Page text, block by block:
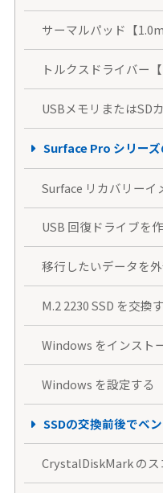
サーマルパッド【
トルクスドライバー【
USBメモリまたはSD
Surface Pro シリー
Surface リカバリーイ
USB 回復ドライブを
移行したいデータを
M.2 2230 SSD を交換
Windows をインスト
Windows を設定する
SSDの交換前後でベ
CrystalDiskMark のス